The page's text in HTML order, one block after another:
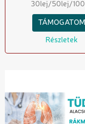
30lej/50lej/100
TÁMOGATOM
Részletek